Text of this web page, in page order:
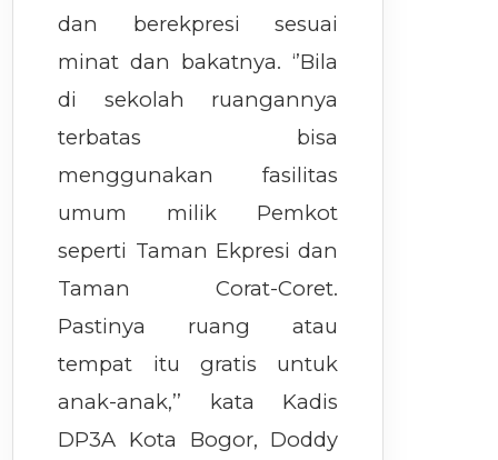
dan berekpresi sesuai
minat dan bakatnya. ‘’Bila
di sekolah ruangannya
terbatas bisa
menggunakan fasilitas
umum milik Pemkot
seperti Taman Ekpresi dan
Taman Corat-Coret.
Pastinya ruang atau
tempat itu gratis untuk
anak-anak,’’ kata Kadis
DP3A Kota Bogor, Doddy